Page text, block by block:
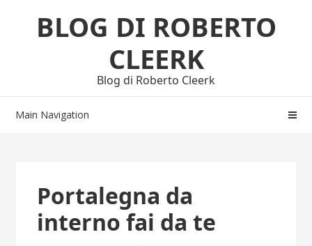
BLOG DI ROBERTO
CLEERK
Blog di Roberto Cleerk
Main Navigation
Portalegna da
interno fai da te